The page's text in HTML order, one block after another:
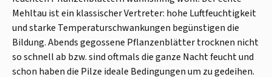
Mehltau ist ein klassischer Vertreter: hohe Luftfeuchtigkeit
und starke Temperaturschwankungen begünstigen die
Bildung. Abends gegossene Pflanzenblätter trocknen nicht
so schnell ab bzw. sind oftmals die ganze Nacht feucht und
schon haben die Pilze ideale Bedingungen um zu gedeihen.